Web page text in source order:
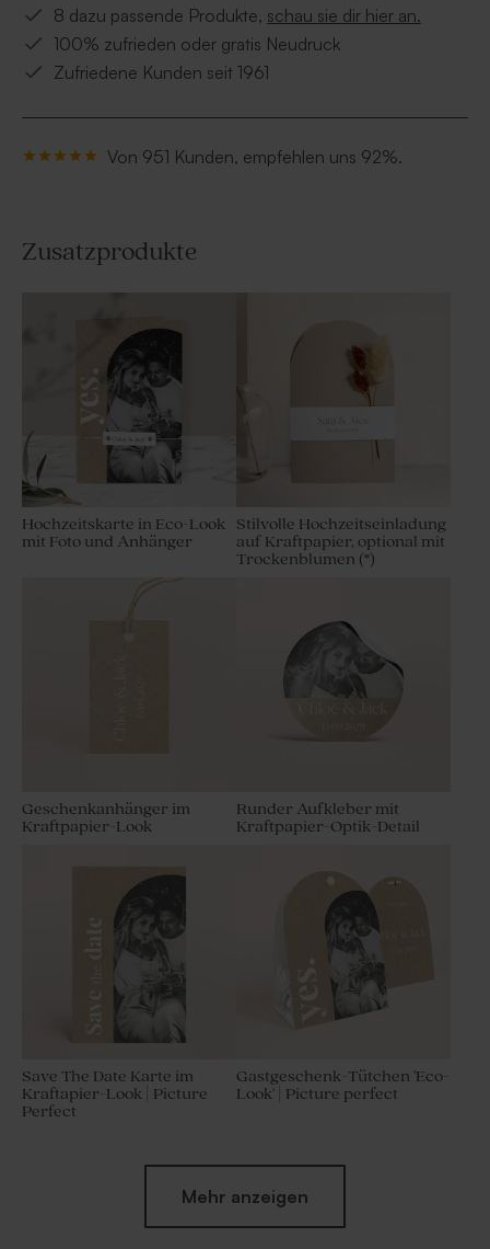
8 dazu passende Produkte, schau sie dir hier an.
100% zufrieden oder gratis Neudruck
Zufriedene Kunden seit 1961
Von 951 Kunden, empfehlen uns 92%.
Zusatzprodukte
Hochzeitskarte in Eco-Look
mit Foto und Anhänger
Stilvolle Hochzeitseinladung
auf Kraftpapier, optional mit
Trockenblumen (*)
Geschenkanhänger im
Kraftpapier-Look
Runder Aufkleber mit
Kraftpapier-Optik-Detail
Save The Date Karte im
Kraftapier-Look | Picture
Perfect
Gastgeschenk-Tütchen 'Eco-
Look' | Picture perfect
Mehr anzeigen